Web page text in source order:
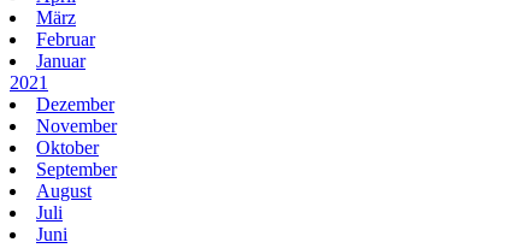
März
Februar
Januar
2021
Dezember
November
Oktober
September
August
Juli
Juni